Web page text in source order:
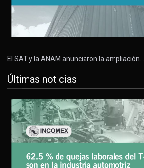
El SAT y la ANAM anunciaron la ampliación…
Últimas noticias